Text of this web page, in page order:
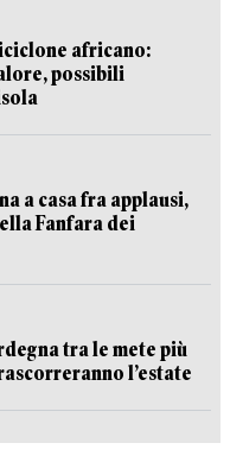
africano:
possibili
a casa fra applausi,
Fanfara dei
tra le mete più
l’estate